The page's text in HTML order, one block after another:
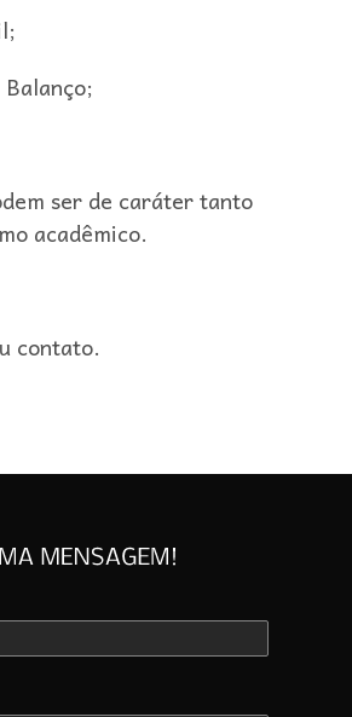
ser de caráter tanto
acadêmico.
contato.